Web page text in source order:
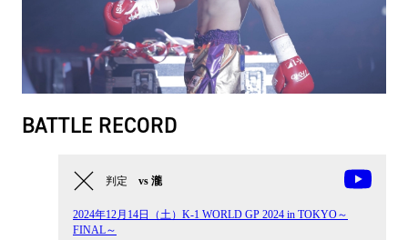
BATTLE RECORD
判定 vs 瀧
2024年12⽉14⽇（土）K-1 WORLD GP 2024 in TOKYO～
FINAL～